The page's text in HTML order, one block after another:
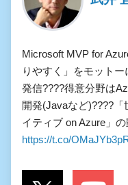
Microsoft MVP for
りやすく」をモット
発信????得意分野は
開発(Javaなど)????
イティブ on Azure」
https://t.co/